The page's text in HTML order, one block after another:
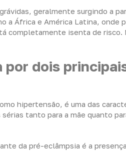
geralmente surgindo a
a África e América Latina, onde
completamente isenta de risco.
por dois
hipertensão, é uma das
tanto para a mãe quanto
da pré-eclâmpsia é a